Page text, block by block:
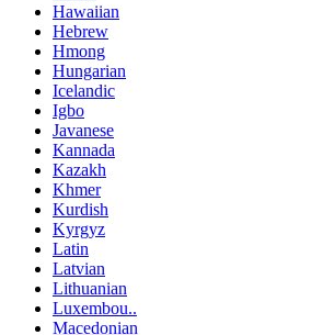
Hawaiian
Hebrew
Hmong
Hungarian
Icelandic
Igbo
Javanese
Kannada
Kazakh
Khmer
Kurdish
Kyrgyz
Latin
Latvian
Lithuanian
Luxembou..
Macedonian